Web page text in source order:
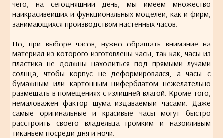
чего, на сегодняшний день, мы имеем множество
наикрасивейших и функциональных моделей, как и фирм,
занимающихся производством настенных часов.
Но, при выборе часов, нужно обращать внимание на
материал из которого изготовлены часы, так как, часы из
пластика не должны находиться под прямыми лучами
солнца, чтобы корпус не деформировался, а часы с
бумажным или картонным циферблатом нежелательно
размещать в помещениях с излишней влагой. Кроме того,
немаловажен фактор шума издаваемый часами. Даже
самые оригинальные и красивые часы могут быстро
расстроить своего владельца громким и назойливым
тиканьем посреди дня и ночи.